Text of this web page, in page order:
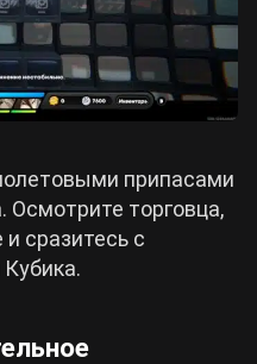
припасами
Осмотрите торговца,
сразитесь с